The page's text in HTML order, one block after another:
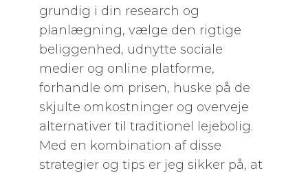
grundig i din research og
planlægning, vælge den rigtige
beliggenhed, udnytte sociale
medier og online platforme,
forhandle om prisen, huske på de
skjulte omkostninger og overveje
alternativer til traditionel lejebolig.
Med en kombination af disse
strategier og tips er jeg sikker på, at